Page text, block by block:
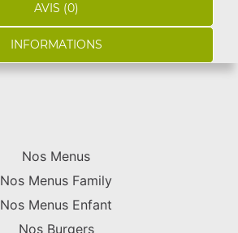
AVIS (0)
INFORMATIONS
Nos Menus
Nos Menus Family
Nos Menus Enfant
Nos Burgers